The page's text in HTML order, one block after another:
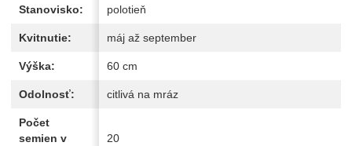
Stanovisko: polotieň
Kvitnutie: máj až september
Výška: 60 cm
Odolnosť: citlivá na mráz
Počet
semien v
20